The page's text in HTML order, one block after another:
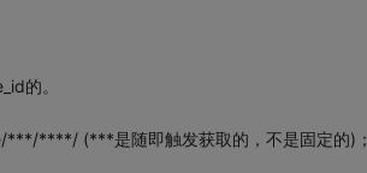
的。
****/ (***是随即触发获取的，不是固定的)；